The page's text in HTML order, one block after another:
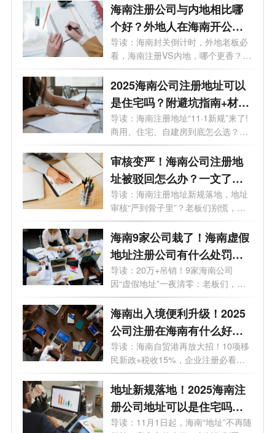
海南注册公司与内地相比哪
个好？外地人在海南开公司
需要多少钱？
导读：海南封关倒计时，外地老板必
看，海南注册VS内地，哪个更香？
2025外地...
2025海南公司注册地址可以
是住宅吗？附避坑指南+材料
清单
导读：海南注册地址“11·1新规”来了!
商用、住宅、自建房到底怎么选？一
次...
审核变严！海南公司注册地
址被驳回怎么办？一文了解
+避坑指南
导读：海南注册地址新规落地，地址
审核“严到骨子里”？老板们别慌，合
规...
海南9家公司栽了！海南虚假
地址注册公司有什么处罚？
一文了解
导读：20万+吊销！9家海南公司
因“虚假地址”一夜清零：老板们，注
册地址...
海南出入境便利升级！2025
公司注册在海南有什么好
处？一文了解
导读：海南自贸港再放大招！10项移
民新政+税收15%，企业注册必看攻
略！最近...
地址新规落地！2025海南注
册公司地址可以是住宅吗？
一文了解
导读：11月1日起，海南“地址”不再随